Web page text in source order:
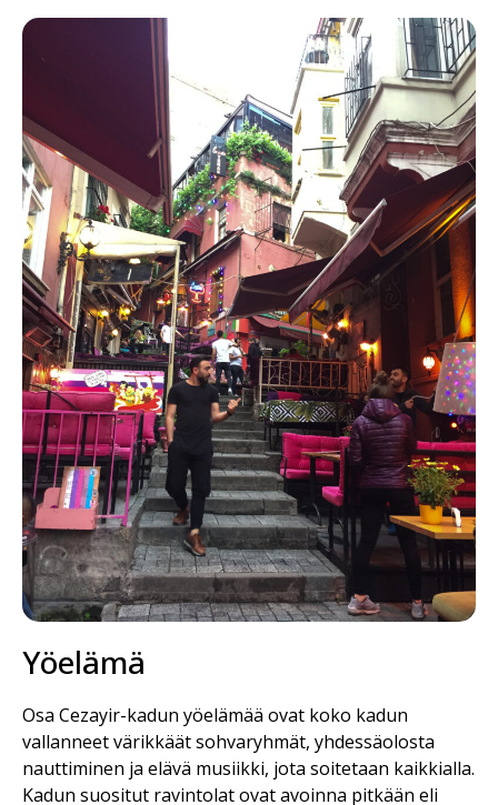
Yöelämä
Osa Cezayir-kadun yöelämää ovat koko kadun
vallanneet värikkäät sohvaryhmät, yhdessäolosta
nauttiminen ja elävä musiikki, jota soitetaan kaikkialla.
Kadun suositut ravintolat ovat avoinna pitkään eli